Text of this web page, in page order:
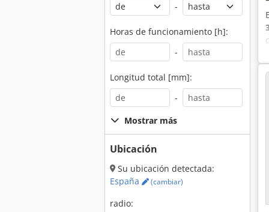
-
Horas de funcionamiento [h]:
-
Longitud total [mm]:
-
Mostrar más
Ubicación
Su ubicación detectada:
España
(cambiar)
radio: